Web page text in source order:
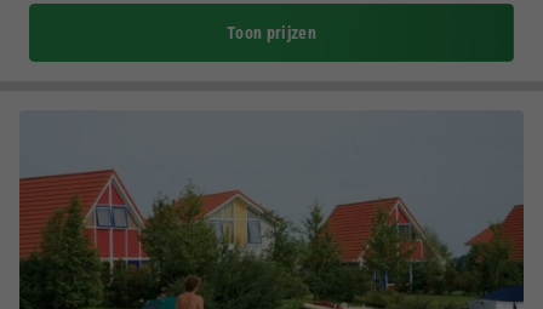
Toon prijzen